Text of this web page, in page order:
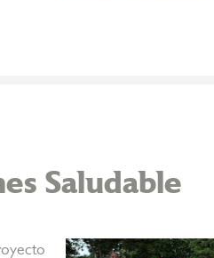
Saludable